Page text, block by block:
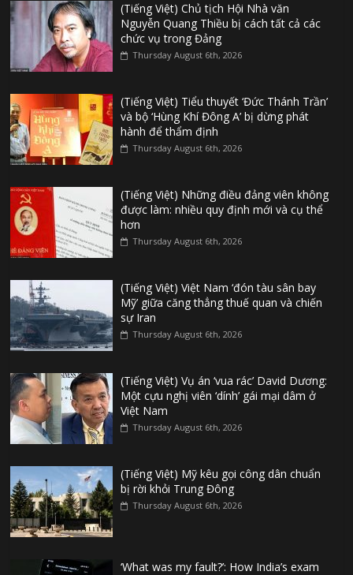
(Tiếng Việt) Chủ tịch Hội Nhà văn
Nguyễn Quang Thiều bị cách tất cả các
chức vụ trong Đảng
Thursday August 6th, 2026
(Tiếng Việt) Tiểu thuyết ‘Đức Thánh Trần’
và bộ ‘Hùng Khí Đông A’ bị dừng phát
hành để thẩm định
Thursday August 6th, 2026
(Tiếng Việt) Những điều đảng viên không
được làm: nhiều quy định mới và cụ thể
hơn
Thursday August 6th, 2026
(Tiếng Việt) Việt Nam ‘đón tàu sân bay
Mỹ’ giữa căng thẳng thuế quan và chiến
sự Iran
Thursday August 6th, 2026
(Tiếng Việt) Vụ án ‘vua rác’ David Dương:
Một cựu nghị viên ‘dính’ gái mại dâm ở
Việt Nam
Thursday August 6th, 2026
(Tiếng Việt) Mỹ kêu gọi công dân chuẩn
bị rời khỏi Trung Đông
Thursday August 6th, 2026
‘What was my fault?’: How India’s exam